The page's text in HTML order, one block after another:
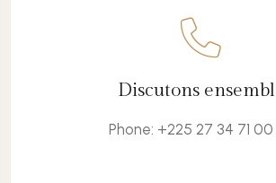
Discutons
Phone: +225 27 34 71
Discutez avec nous